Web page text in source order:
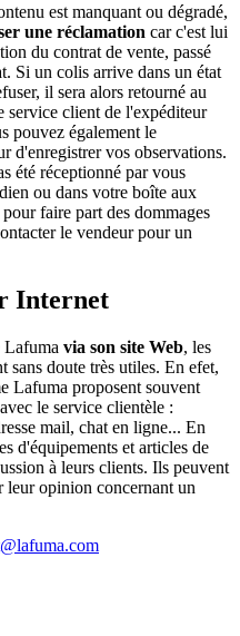
est manquant ou dégradé,
une réclamation car c'est lui
du contrat de vente, passé
Si un colis arrive dans un état
il sera alors retourné au
service client de l'expéditeur
pouvez également le
d'enregistrer vos observations.
été réceptionné par vous
ou dans votre boîte aux
faire part des dommages
le vendeur pour un
Internet
Lafuma via son site Web, les
sans doute très utiles. En efet,
Lafuma proposent souvent
le service clientèle :
mail, chat en ligne... En
d'équipements et articles de
à leurs clients. Ils peuvent
leur opinion concernant un